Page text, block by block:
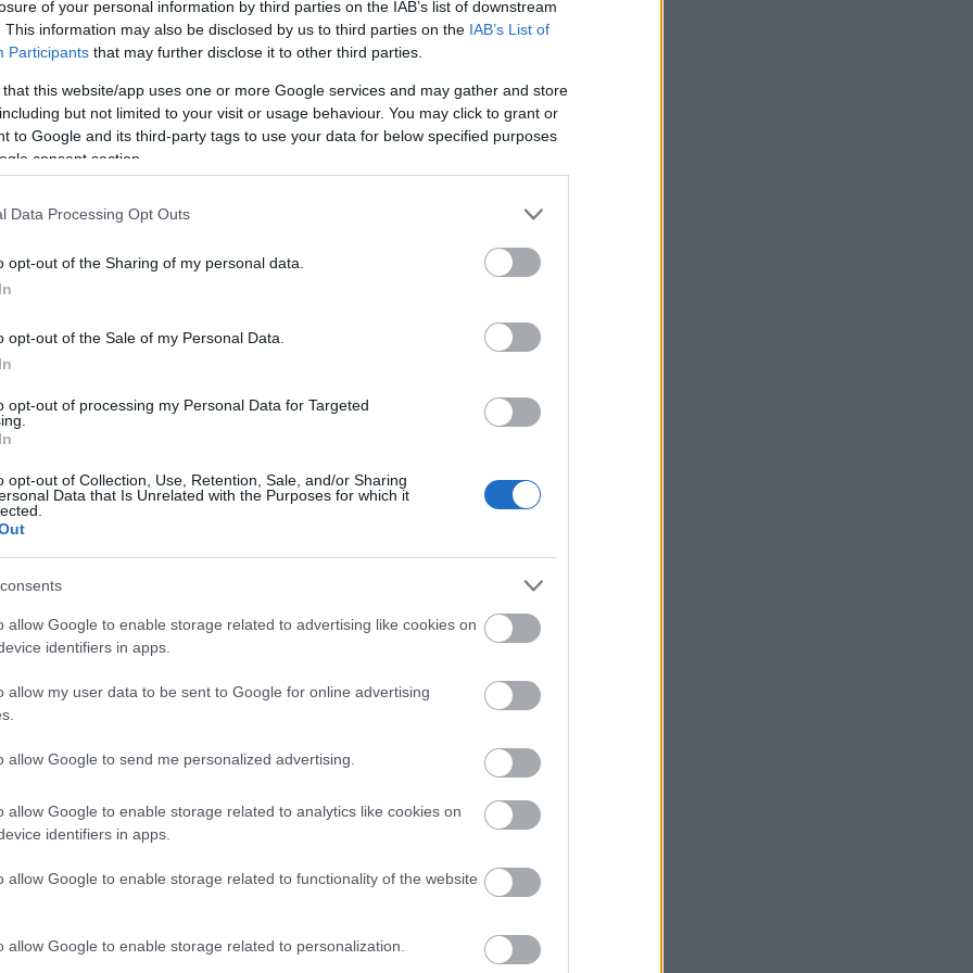
of your personal information by third parties on the IAB’s list of downstream
This information may also be disclosed by us to third parties on the IAB’s List of
Participants that may further disclose it to other third parties.
that this website/app uses one or more Google services and may gather and store
but not limited to your visit or usage behaviour. You may click to grant or
to Google and its third-party tags to use your data for below specified purposes
consent section.
Data Processing Opt Outs
opt-out of the Sharing of my personal data.
opt-out of the Sale of my Personal Data.
opt-out of processing my Personal Data for Targeted
opt-out of Collection, Use, Retention, Sale, and/or Sharing
Data that Is Unrelated with the Purposes for which it
allow Google to enable storage related to advertising like cookies on
identifiers in apps.
allow my user data to be sent to Google for online advertising
allow Google to send me personalized advertising.
allow Google to enable storage related to analytics like cookies on
identifiers in apps.
allow Google to enable storage related to functionality of the website
allow Google to enable storage related to personalization.
πως «η μεταμόρφωση της
σε έναν ολοκληρωμένο ενεργειακό
μια υβριδική ταυτότητα που θα μπορούσε
οι οποίοι έχουν εμπειρία στην
ενέργειας και αμυντικών
αναφέρθηκε ότι «η μεταφορά της
από την Αθήνα στο Λονδίνο δεν
η άφιξή της θεωρείται ενίσχυση
περισσότερες εταιρείες
Παράλληλα, τα μέσα στάθηκαν και στο
εταιρεία που εισάγεται στο LSE
έγιναν σχετικά με την
διακυβέρνησης του Λονδίνου.
πετρελαίου της περιφέρειας
Κρασνοντάρ ύστερα από ουκρανική
13:17 Κορυφώνεται η έξοδος του Αυγούστου
13:13
Τουρνάς: Το ΠΣ αντιμετώπισε
πρωτοφανείς ακραίες συνθήκες
η υγεία του Μοτζταμπά Χαμενεΐ -
Σύντομα μπορεί να είναι νεκρός
Marfin: Επιμένει ο δικηγόρος της
46χρονης για την ταυτοποίηση - «Η
Situational Awareness: Συρροή
επενδυτών παρότι το hedge fund
ΙΣΑ: Ζητά άμεση αναστολή της
Αποθετήριο
Η ακραία ζέστη δημιουργεί μια νέα
Αμερικανό επενδυτή τον δεύτερο
μεγαλύτερο διυλιστή πετρελαίου της
Γερμανίας
αποκατάστασης μετά την πυρκαγιά
στη Δυτική Αττική
Κινδύνου για τους ισχυρούς ανέμους
και τις υψηλές θερμοκρασίες
11:22
Fed: Ο διχασμός για τις αυξήσεις
11:03
5G παντού, 6G στον ορίζοντα: Πού
βρίσκεται η Ελλάδα στη μεγάλη
Η fintech εταιρεία AI Financial που